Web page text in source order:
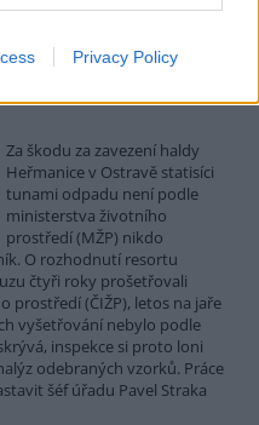
Privacy Policy
rozhodlo, že
Za škodu za zavezení haldy
Heřmanice v Ostravě statisíci
tunami odpadu není podle
ministerstva životního
prostředí (MŽP) nikdo
O rozhodnutí resortu
čtyři roky prošetřovali
prostředí (ČIŽP), letos na jaře
vyšetřování nebylo podle
inspekce si proto loni
odebraných vzorků. Práce
šéf úřadu Pavel Straka